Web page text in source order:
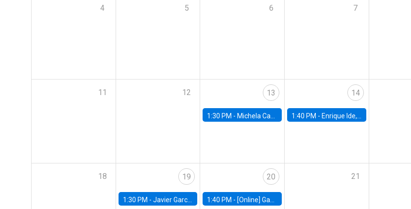
4 5 6 7
11 12 13
1:30 PM - Michela Carlana, Harvard Kennedy School
14
1:40 PM - Enrique Ide, IESE
18 19
1:30 PM - Javier Garcia Cicco, Universidad de San Andres
20
1:40 PM - [Online] Gabriel Englander, World Bank
21